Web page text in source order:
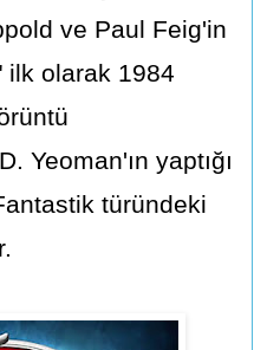
ve Paul Feig'in
ilk olarak 1984
Yeoman'ın yaptığı
türündeki